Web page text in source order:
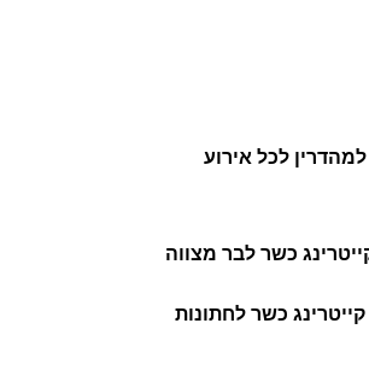
לכל אירוע
כשר לבר מצווה
קייטרינג כשר לחתונות